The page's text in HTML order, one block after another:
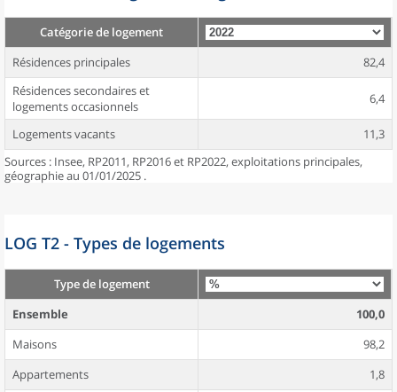
Catégorie de logement
Résidences principales
82,4
Résidences secondaires et
logements occasionnels
6,4
Logements vacants
11,3
Sources : Insee, RP2011, RP2016 et RP2022, exploitations principales,
géographie au 01/01/2025 .
LOG T2 - Types de logements
Type de logement
Ensemble
100,0
Maisons
98,2
Appartements
1,8